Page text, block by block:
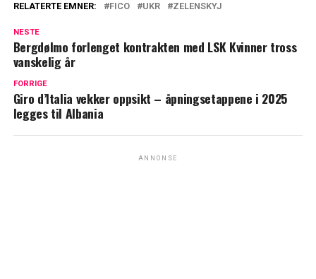
RELATERTE EMNER: FICO UKR ZELENSKYJ
NESTE
Bergdølmo forlenget kontrakten med LSK Kvinner tross
vanskelig år
FORRIGE
Giro d’Italia vekker oppsikt – åpningsetappene i 2025
legges til Albania
ANNONSE